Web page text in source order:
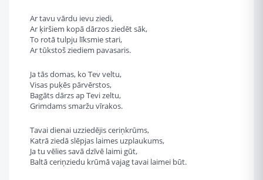
Ar tavu vārdu ievu ziedi,
Ar ķiršiem kopā dārzos ziedēt sāk,
To rotā tulpju līksmie stari,
Ar tūkstoš ziediem pavasaris.
Ja tās domas, ko Tev veltu,
Visas puķēs pārvērstos,
Bagāts dārzs ap Tevi zeltu,
Grimdams smaržu vīrakos.
Tavai dienai uzziedējis ceriņkrūms,
Katrā ziedā slēpjas laimes uzplaukums,
Ja tu vēlies savā dzīvē laimi gūt,
Baltā ceriņziedu krūmā vajag tavai laimei būt.